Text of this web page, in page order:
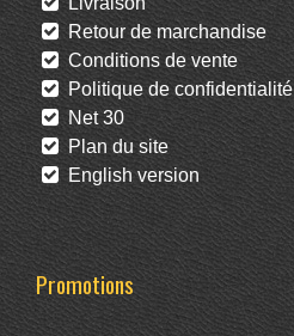
Retour de marchandise
Conditions de vente
Politique de confidentialité
Net 30
Plan du site
English version
Promotions